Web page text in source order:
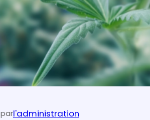
parl'administration